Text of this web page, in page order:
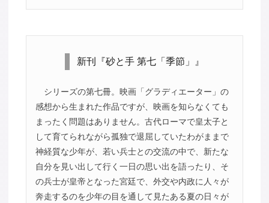
新刊『砂と手 第七「季節」』
シリーズの第七冊。映画「グラディエーター」の
感想から生まれた作品ですが、映画を知らなくても
まったく問題はありません。古代ローマで皇太子と
して育てられながら孤独で退屈していたわがままで
神経質な少年が、若い兵士との交流の中で、新たな
自分を見い出して行く一日の思い出を語ったり、そ
の兵士が皇帝となった宮廷で、外交や内政に人々が
奔走するのを少年の目を通して見たある夏の日々が